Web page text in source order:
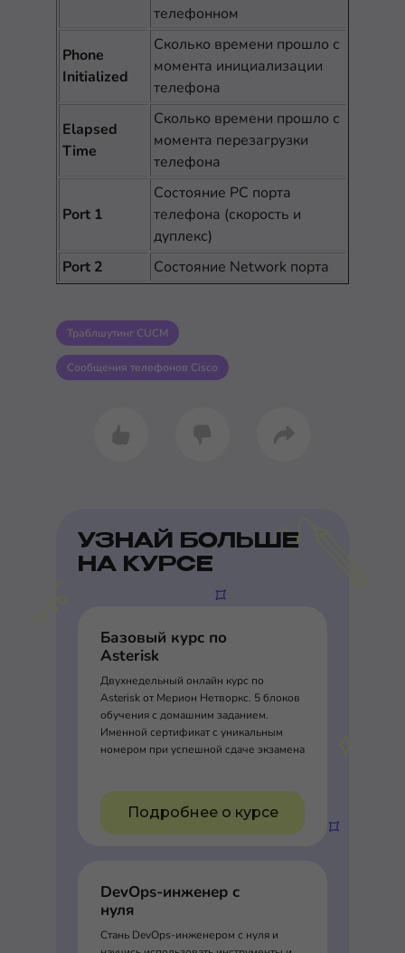
телефонном
Phone
Initialized
Сколько времени прошло с
момента инициализации
телефона
Elapsed
Time
Сколько времени прошло с
момента перезагрузки
телефона
Port 1
Состояние PC порта
телефона (скорость и
дуплекс)
Port 2
Состояние Network порта
Траблшутинг CUCM
Сообщения телефонов Cisco
УЗНАЙ БОЛЬШЕ
НА КУРСЕ
Базовый курс по
Asterisk
Двухнедельный онлайн курс по
Asterisk от Мерион Нетворкс. 5 блоков
обучения с домашним заданием.
Именной сертификат с уникальным
номером при успешной сдаче экзамена
Подробнее о курсе
DevOps-инженер с
нуля
Стань DevOps-инженером с нуля и